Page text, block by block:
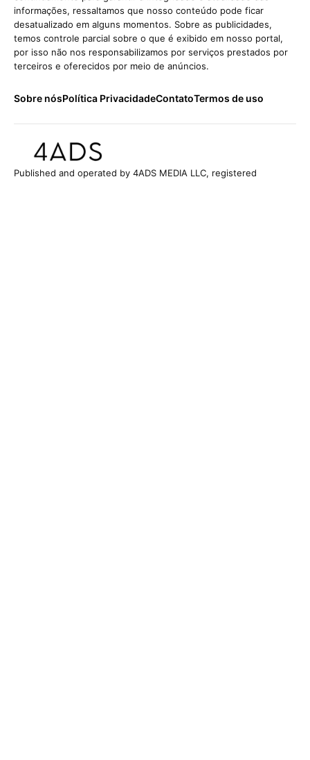
informações, ressaltamos que nosso conteúdo pode ficar
desatualizado em alguns momentos. Sobre as publicidades,
temos controle parcial sobre o que é exibido em nosso portal,
por isso não nos responsabilizamos por serviços prestados por
terceiros e oferecidos por meio de anúncios.
Sobre nósPolítica PrivacidadeContatoTermos de uso
Published and operated by 4ADS MEDIA LLC, registered